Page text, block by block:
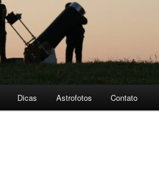
Dicas Astrofotos Contato